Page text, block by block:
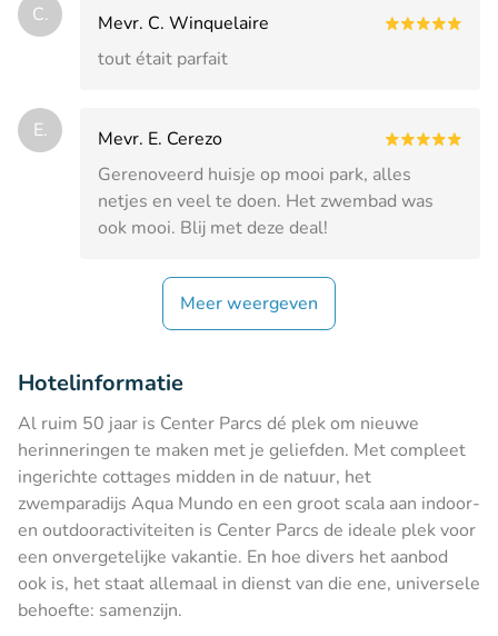
C.
Mevr. C. Winquelaire
tout était parfait
E.
Mevr. E. Cerezo
Gerenoveerd huisje op mooi park, alles
netjes en veel te doen. Het zwembad was
ook mooi. Blij met deze deal!
Meer weergeven
Hotelinformatie
Al ruim 50 jaar is Center Parcs dé plek om nieuwe
herinneringen te maken met je geliefden. Met compleet
ingerichte cottages midden in de natuur, het
zwemparadijs Aqua Mundo en een groot scala aan indoor-
en outdooractiviteiten is Center Parcs de ideale plek voor
een onvergetelijke vakantie. En hoe divers het aanbod
ook is, het staat allemaal in dienst van die ene, universele
behoefte: samenzijn.